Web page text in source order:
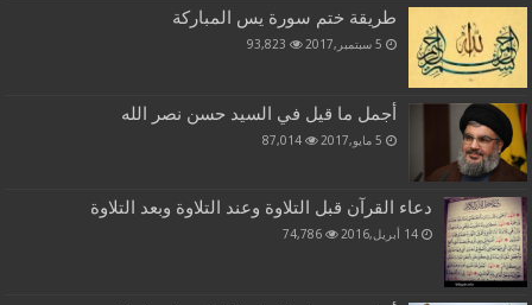
طريقة ختم سورة يس المباركة
5 سبتمبر,2017 93,823
أجمل ما قيل في السيد حسن نصر الله
5 مايو,2017 87,014
دعاء القرآن قبل التلاوة وعند التلاوة وبعد التلاوة
14 أبريل,2016 74,786